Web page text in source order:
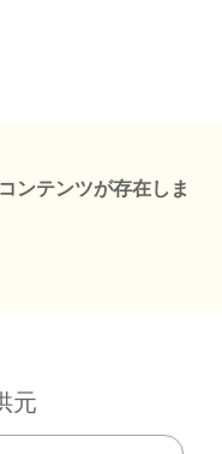
ンテンツが存在しま
元